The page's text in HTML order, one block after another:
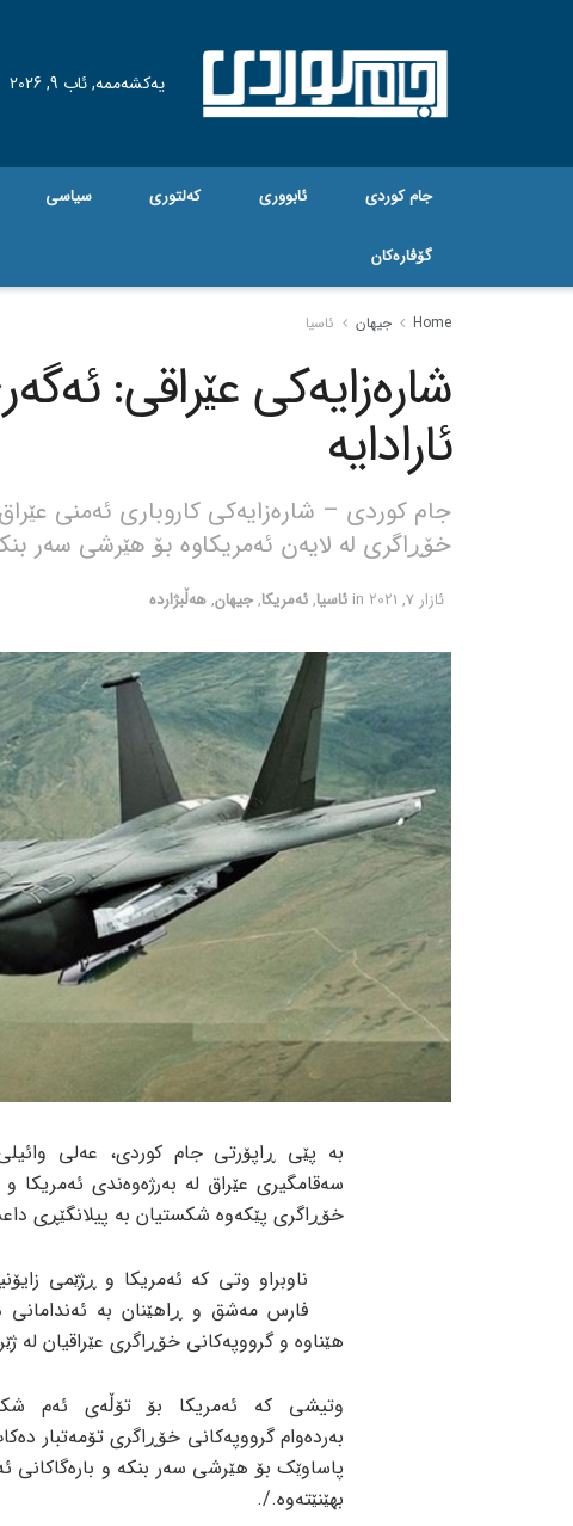
یەکشەممە, ئاب 9, 2026
جام کوردی ئابووری کەلتوری سیاسی
گۆڤاره‌کان
Home جیهان ئاسیا
شارەزایەکی عێراقی:
ئارادایە
جام کوردی – شارەزایەکی کاروباری ئەمنی
خۆڕاگری لە لایەن ئەمریکاوە بۆ هێرشی سەر
ئازار 7, 2021 in ئاسیا,ئەمریکا,جیهان,هەڵبژاردە
بە پێی ڕاپۆرتی جام کوردی، عەلی
سەقامگیری عێراق لە بەرژەوەندی ئەمریکا
خۆڕاگری پێکەوە شکستیان بە پیلانگێڕی
ناوبراو وتی کە ئەمریکا و ڕژێمی
فارس مەشق و ڕاهێنان بە
هێناوە و گرووپەکانی خۆڕاگری عێراقیان لە
وتیشی کە ئەمریکا بۆ تۆڵەی ئەم
بەردەوام گرووپەکانی خۆڕاگری تۆمەتبار
پاساوێک بۆ هێرشی سەر بنکە و بارەگاکانی
بهێنێتەوە./.